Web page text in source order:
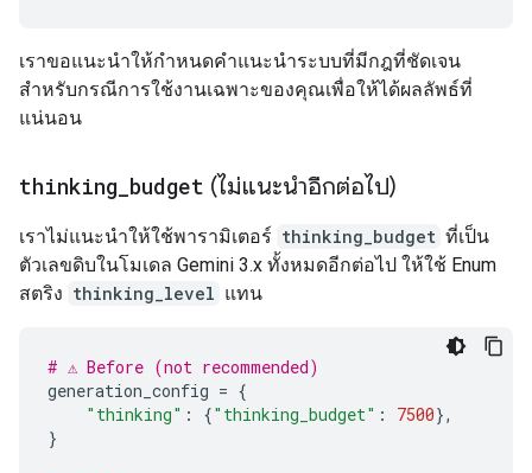
เราขอแนะนำให้กำหนดคำแนะนำระบบที่มีกฎที่ชัดเจน
สำหรับกรณีการใช้งานเฉพาะของคุณเพื่อให้ได้ผลลัพธ์ที่
แน่นอน
thinking budget (ไม่แนะนำอีกต่อไป)
เราไม่แนะนำให้ใช้พารามิเตอร์ thinking_budget ที่เป็น
ตัวเลขดิบในโมเดล Gemini 3.x ทั้งหมดอีกต่อไป ให้ใช้ Enum
สตริง thinking_level แทน
# ⚠️ Before (not recommended)
generation_config = {
"thinking" : {"thinking_budget" : 7500},
}